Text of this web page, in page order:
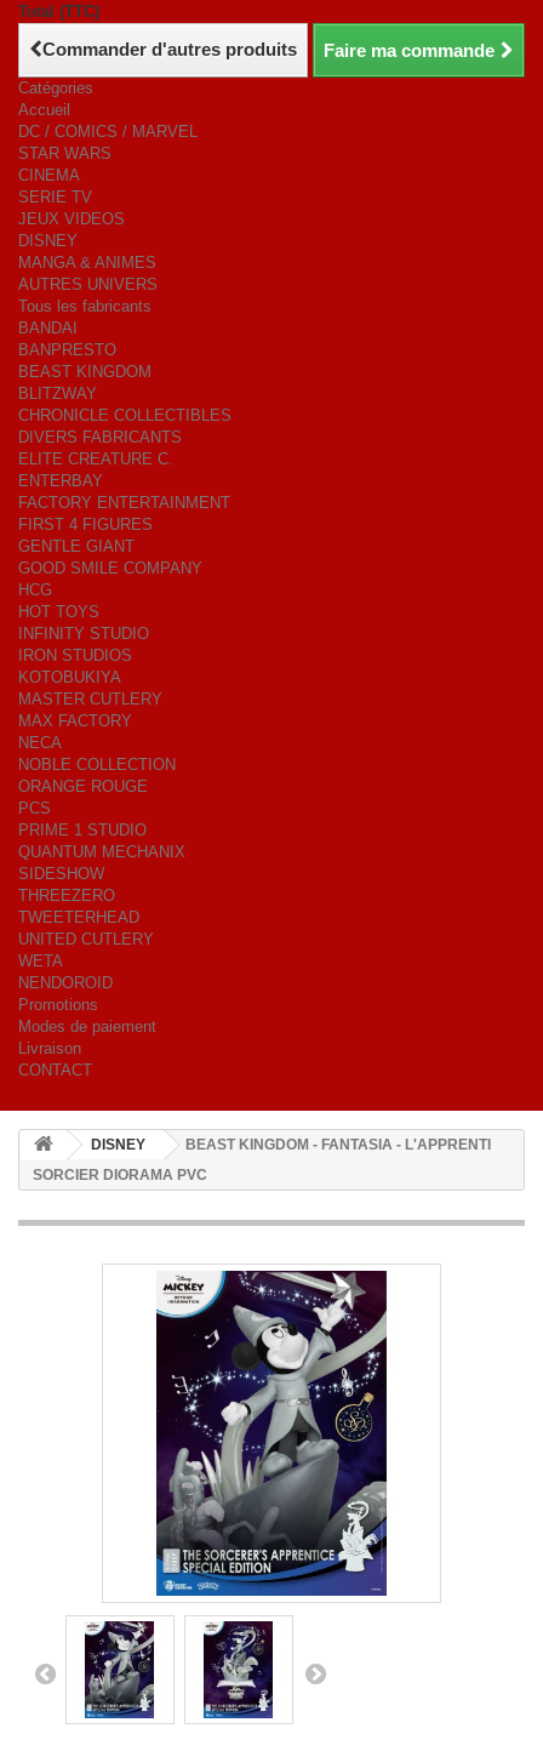
Total (TTC)
Commander d'autres produits Faire ma commande
Catégories
Accueil
DC / COMICS / MARVEL
STAR WARS
CINEMA
SERIE TV
JEUX VIDEOS
DISNEY
MANGA & ANIMES
AUTRES UNIVERS
Tous les fabricants
BANDAI
BANPRESTO
BEAST KINGDOM
BLITZWAY
CHRONICLE COLLECTIBLES
DIVERS FABRICANTS
ELITE CREATURE C.
ENTERBAY
FACTORY ENTERTAINMENT
FIRST 4 FIGURES
GENTLE GIANT
GOOD SMILE COMPANY
HCG
HOT TOYS
INFINITY STUDIO
IRON STUDIOS
KOTOBUKIYA
MASTER CUTLERY
MAX FACTORY
NECA
NOBLE COLLECTION
ORANGE ROUGE
PCS
PRIME 1 STUDIO
QUANTUM MECHANIX
SIDESHOW
THREEZERO
TWEETERHEAD
UNITED CUTLERY
WETA
NENDOROID
Promotions
Modes de paiement
Livraison
CONTACT
DISNEY
BEAST KINGDOM - FANTASIA - L'APPRENTI
SORCIER DIORAMA PVC